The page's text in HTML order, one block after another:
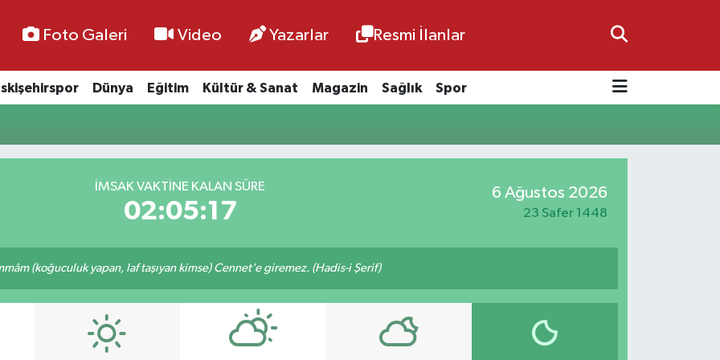
Foto Galeri Video Yazarlar Resmi İlanlar
Dünya Eğitim Kültür & Sanat Magazin Sağlık Spor
İMSAK VAKTİNE KALAN SÜRE
02:05:16
6 Ağustos 2026
23 Safer 1448
(koğuculuk yapan, laf taşıyan kimse) Cennet’e giremez. (Hadis-i Şerif)